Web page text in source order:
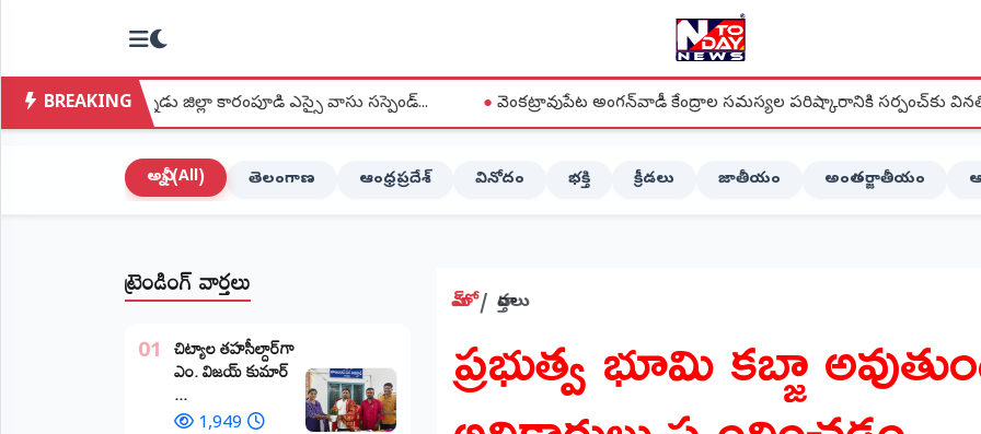
NTODAY×
హోమ్
BREAKING
జిల్లా కారంపూడి ఎస్సై వాసు సస్పెండ్... ●వెంకట్రావుపేట అంగన్‌వాడీ కేంద్రాల సమస్యల పరిష్కారానికి సర్పంచ్‌కు వినతిపత్రం ●
అన్నీ (All) తెలంగాణ ఆంధ్రప్రదేశ్ వినోదం భక్తి క్రీడలు జాతీయం అంతర్జాతీయం
ట్రెండింగ్ వార్తలు
01 ​చిట్యాల తహసీల్దార్‌గా
ఎం. విజయ్ కుమార్
...
1,949
హోమ్ వార్తలు
ప్రభుత్వ భూమి కబ్జా